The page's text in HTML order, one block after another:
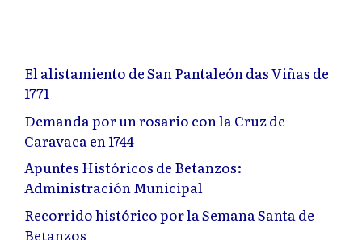
El alistamiento de San Pantaleón das Viñas de
1771
Demanda por un rosario con la Cruz de
Caravaca en 1744
Apuntes Históricos de Betanzos:
Administración Municipal
Recorrido histórico por la Semana Santa de
Betanzos